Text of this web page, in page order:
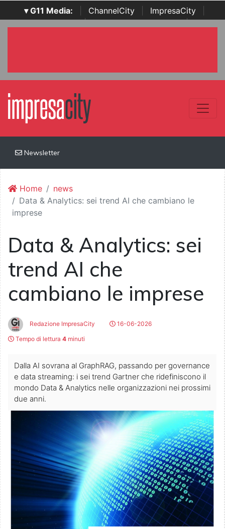
▾ G11 Media: ChannelCity ImpresaCity
SecurityOpenLab | Italian Channel Awards | Italian
Newsletter
Home
news
Data & Analytics: sei trend AI che cambiano le
imprese
Data & Analytics: sei
trend AI che
cambiano le imprese
Redazione ImpresaCity
16-06-2026
Tempo di lettura 4 minuti
Dalla AI sovrana al GraphRAG, passando per governance
e data streaming: i sei trend Gartner che ridefiniscono il
mondo Data & Analytics nelle organizzazioni nei prossimi
due anni.